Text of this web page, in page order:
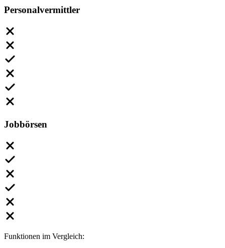
Personalvermittler
Jobbörsen
Funktionen im Vergleich: